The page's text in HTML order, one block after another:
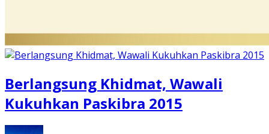
Berlangsung Khidmat, Wawali
Kukuhkan Paskibra 2015